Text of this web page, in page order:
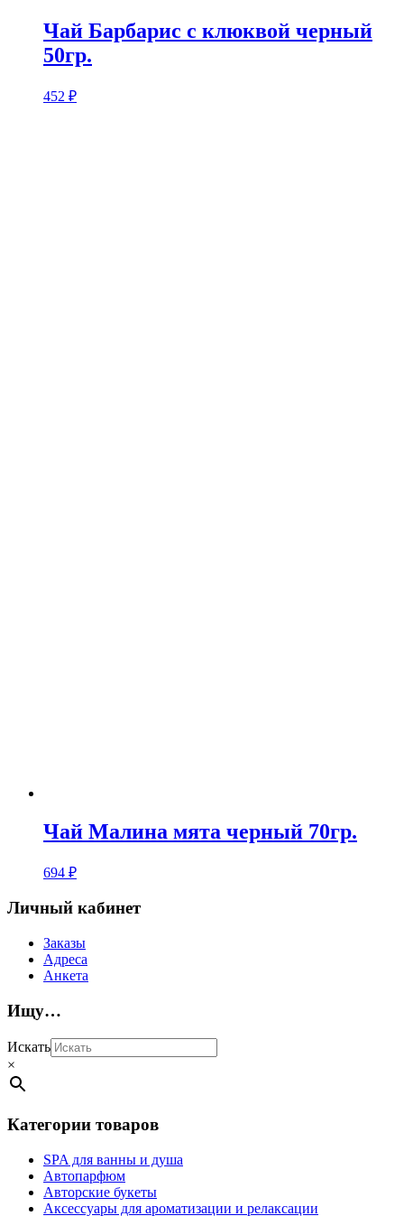
Чай Барбарис с клюквой черный
50гр.
452 ₽
Чай Малина мята черный 70гр.
694 ₽
Личный кабинет
Заказы
Адреса
Анкета
Ищу…
Искать
×
Категории товаров
SPA для ванны и душа
Автопарфюм
Авторские букеты
Аксессуары для ароматизации и релаксации